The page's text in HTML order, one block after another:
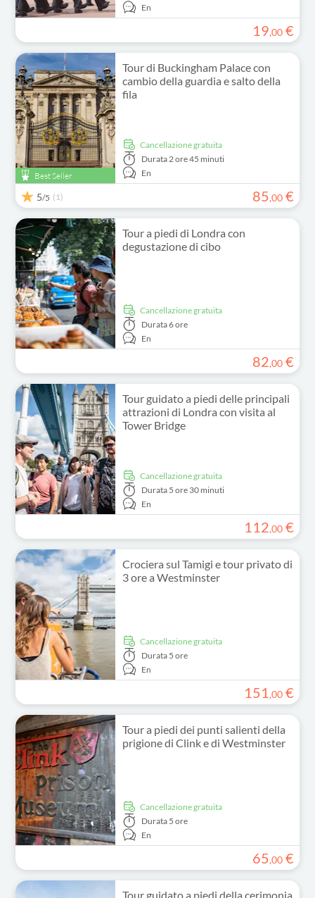
En
19,00 €
Best Seller
Tour di Buckingham Palace con
cambio della guardia e salto della
fila
Cancellazione gratuita
Durata 2 ore 45 minuti
En
5/5 (1) 85,00 €
Tour a piedi di Londra con
degustazione di cibo
Cancellazione gratuita
Durata6 ore
En
82,00 €
Tour guidato a piedi delle principali
attrazioni di Londra con visita al
Tower Bridge
Cancellazione gratuita
Durata 5 ore 30 minuti
En
112,00 €
Crociera sul Tamigi e tour privato di
3 ore a Westminster
Cancellazione gratuita
Durata 5 ore
En
151,00 €
Tour a piedi dei punti salienti della
prigione di Clink e di Westminster
Cancellazione gratuita
Durata 5 ore
En
65,00 €
Tour guidato a piedi della cerimonia